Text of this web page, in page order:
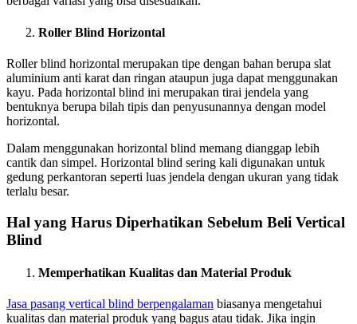
Roller Blind Horizontal
Roller blind horizontal merupakan tipe dengan bahan berupa slat
aluminium anti karat dan ringan ataupun juga dapat menggunakan
kayu. Pada horizontal blind ini merupakan tirai jendela yang
bentuknya berupa bilah tipis dan penyusunannya dengan model
horizontal.
Dalam menggunakan horizontal blind memang dianggap lebih
cantik dan simpel. Horizontal blind sering kali digunakan untuk
gedung perkantoran seperti luas jendela dengan ukuran yang tidak
terlalu besar.
Hal yang Harus Diperhatikan Sebelum Beli Vertical
Blind
Memperhatikan Kualitas dan Material Produk
Jasa pasang vertical blind berpengalaman biasanya mengetahui
kualitas dan material produk yang bagus atau tidak. Jika ingin